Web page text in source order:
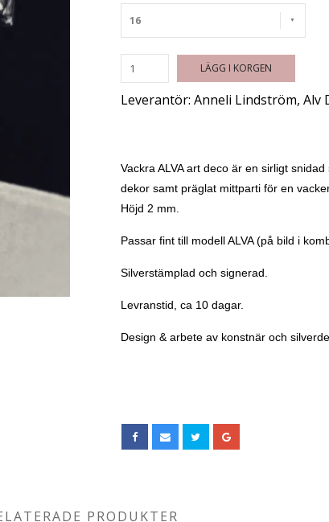
16
LÄGG I KORGEN
Leverantör: Anneli Lindström, Alv
Vackra ALVA art deco är en sirligt
dekor samt präglat mittparti för en
Höjd 2 mm.
Passar fint till modell ALVA (på bild i
Silverstämplad och signerad.
Levranstid, ca 10 dagar.
Design & arbete av konstnär och
PRODUKTER